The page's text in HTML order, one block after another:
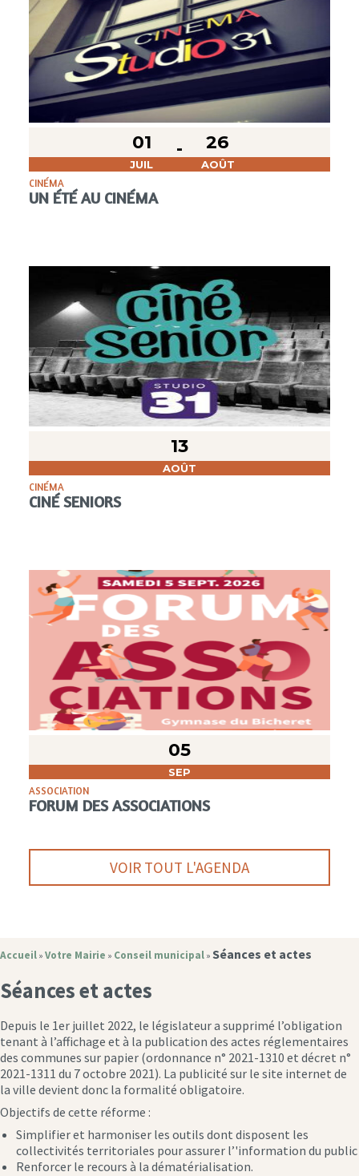
01
JUIL
26
AOÛT
CINÉMA
UN ÉTÉ AU CINÉMA
13
AOÛT
CINÉMA
CINÉ SENIORS
05
SEP
ASSOCIATION
FORUM DES ASSOCIATIONS
VOIR TOUT L'AGENDA
Accueil » Votre Mairie » Conseil municipal » Séances et actes
Séances et actes
Depuis le 1er juillet 2022, le législateur a supprimé l’obligation
tenant à l’affichage et à la publication des actes réglementaires
des communes sur papier (ordonnance n° 2021-1310 et décret n°
2021-1311 du 7 octobre 2021). La publicité sur le site internet de
la ville devient donc la formalité obligatoire.
Objectifs de cette réforme :
Simplifier et harmoniser les outils dont disposent les
collectivités territoriales pour assurer l’'information du public
Renforcer le recours à la dématérialisation.